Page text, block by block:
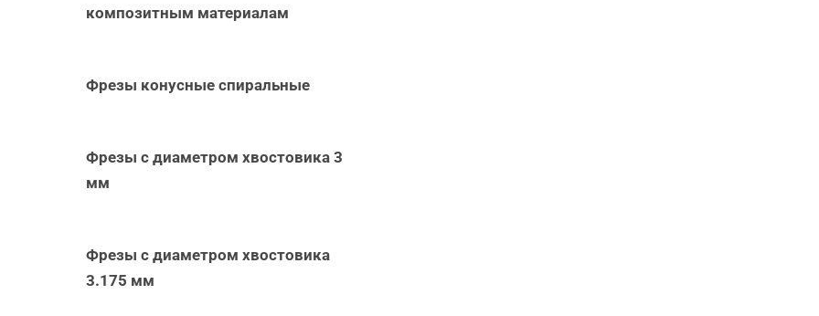
композитным материалам
Фрезы конусные спиральные
Фрезы с диаметром хвостовика 3
мм
Фрезы с диаметром хвостовика
3.175 мм